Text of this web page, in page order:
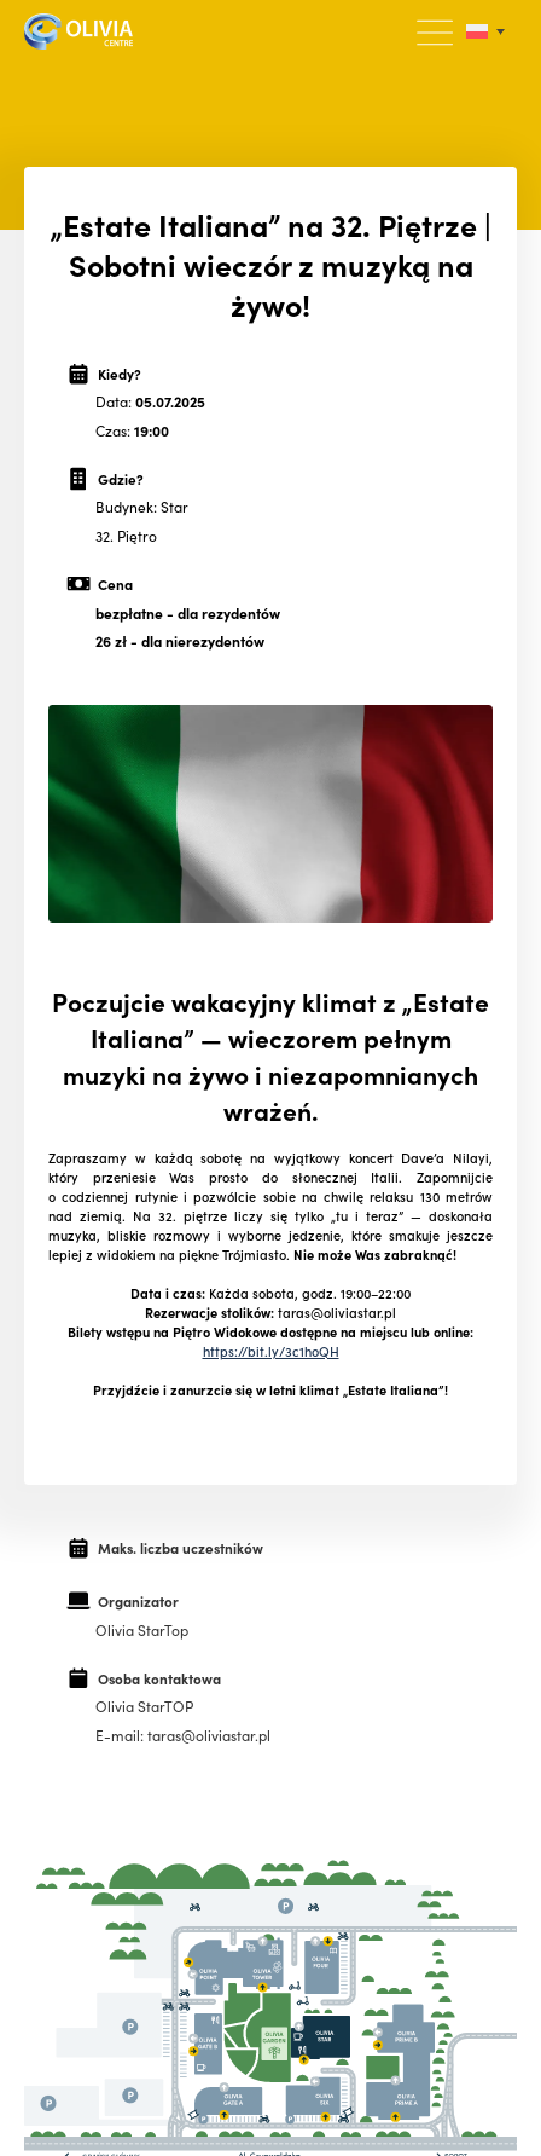
„Estate Italiana” na 32. Piętrze |
Sobotni wieczór z muzyką na
żywo!
Kiedy?
Data:05.07.2025
Czas:19:00
Gdzie?
Budynek: Star
32. Piętro
Cena
bezpłatne- dla rezydentów
26 zł- dla nierezydentów
Poczujcie wakacyjny klimat z „Estate
Italiana” — wieczorem pełnym
muzyki na żywo i niezapomnianych
wrażeń.
Zapraszamy w każdą sobotę na wyjątkowy koncert Dave’a Nilayi,
który przeniesie Was prosto do słonecznej Italii. Zapomnijcie
o codziennej rutynie i pozwólcie sobie na chwilę relaksu 130 metrów
nad ziemią. Na 32. piętrze liczy się tylko „tu i teraz” — doskonała
muzyka, bliskie rozmowy i wyborne jedzenie, które smakuje jeszcze
lepiej z widokiem na piękne Trójmiasto. Nie może Was zabraknąć!
Data i czas: Każda sobota, godz. 19:00–22:00
Rezerwacje stolików:taras@oliviastar.pl
Bilety wstępu na Piętro Widokowe dostępne na miejscu lub online:
https://bit.ly/3c1hoQH
Przyjdźcie i zanurzcie się w letni klimat „Estate Italiana”!
Maks. liczba uczestników
Organizator
Olivia StarTop
Osoba kontaktowa
Olivia StarTOP
E-mail: taras@oliviastar.pl